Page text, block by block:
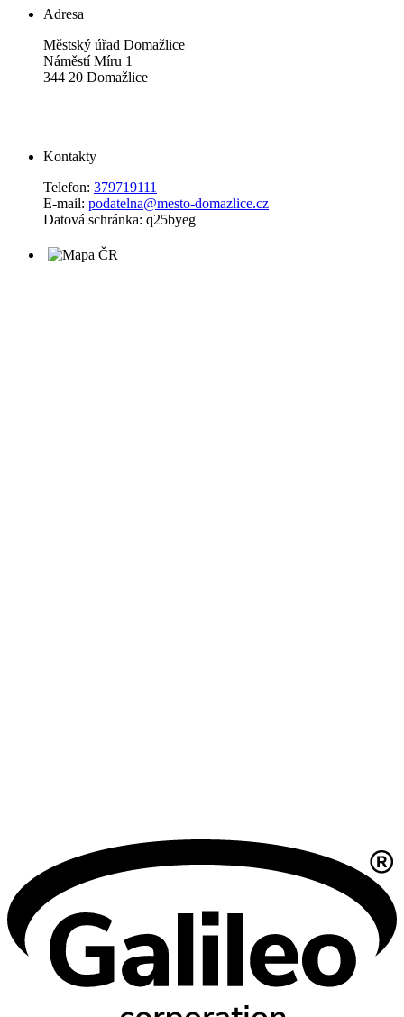
Adresa
Městský úřad Domažlice
Náměstí Míru 1
344 20 Domažlice
Kontakty
Telefon: 379719111
E-mail: podatelna@mesto-domazlice.cz
Datová schránka: q25byeg